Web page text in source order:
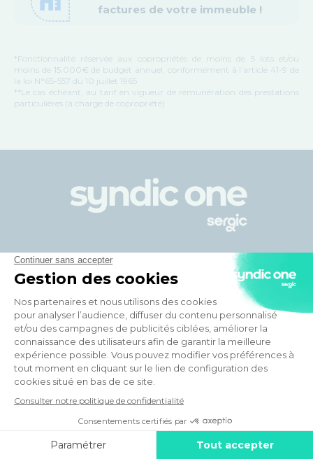
factures de votre immeuble !
*Fonctionnalité réservée aux copropriétés de moins de 5 lots et/ou
moins de 15.000€ de budget annuel, conformément à l’article 41-9 de
la loi N°65-557 du 10 juillet 1965
**Le cas échéant, au tarif en vigueur de rémunération des prestations
particulières (à charge de copropriété)
Votre syndic en ligne
Avantages de Syndic One
En savoir plus
Aller plus loin